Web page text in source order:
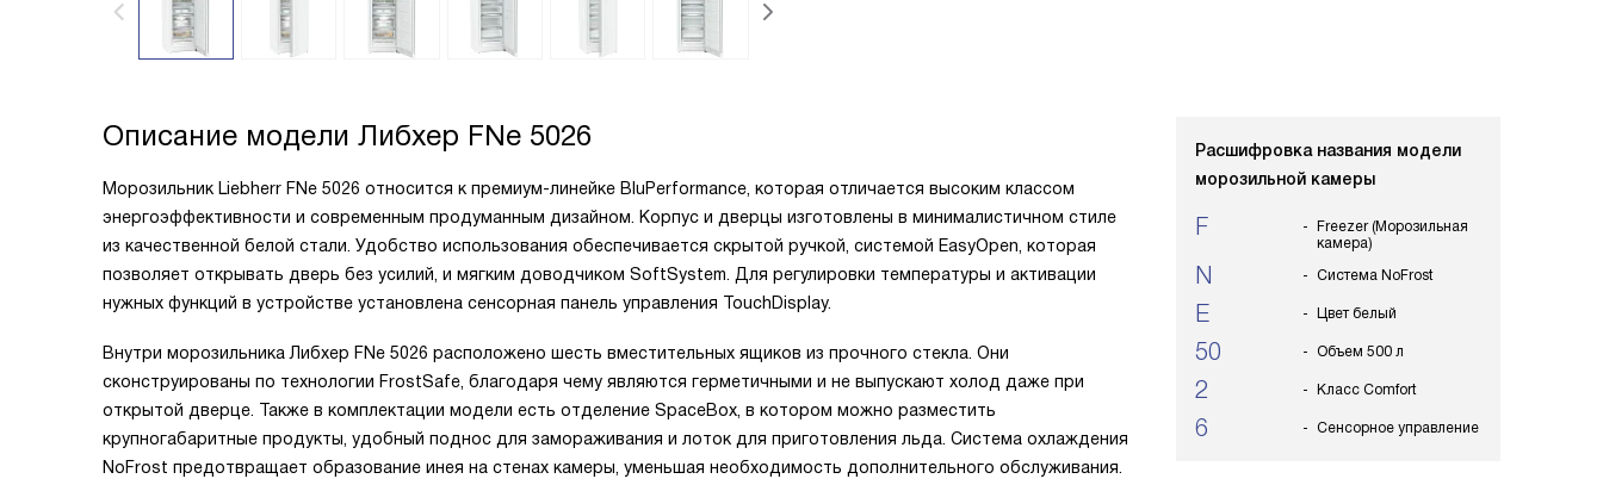
Расшифровка названия модели
морозильной камеры
F
Freezer (Морозильная
камера)
N Система NoFrost
E Цвет белый
50 Объем 500 л
2 Класс Comfort
6 Сенсорное управление
Описание модели Либхер FNe 5026
Морозильник Liebherr FNe 5026 относится к премиум-линейке BluPerformance, которая отличается высоким классом
энергоэффективности и современным продуманным дизайном. Корпус и дверцы изготовлены в минималистичном стиле
из качественной белой стали. Удобство использования обеспечивается скрытой ручкой, системой EasyOpen, которая
позволяет открывать дверь без усилий, и мягким доводчиком SoftSystem. Для регулировки температуры и активации
нужных функций в устройстве установлена сенсорная панель управления TouchDisplay.
Внутри морозильника Либхер FNe 5026 расположено шесть вместительных ящиков из прочного стекла. Они
сконструированы по технологии FrostSafe, благодаря чему являются герметичными и не выпускают холод даже при
открытой дверце. Также в комплектации модели есть отделение SpaceBox, в котором можно разместить
крупногабаритные продукты, удобный поднос для замораживания и лоток для приготовления льда. Система охлаждения
NoFrost предотвращает образование инея на стенах камеры, уменьшая необходимость дополнительного обслуживания.